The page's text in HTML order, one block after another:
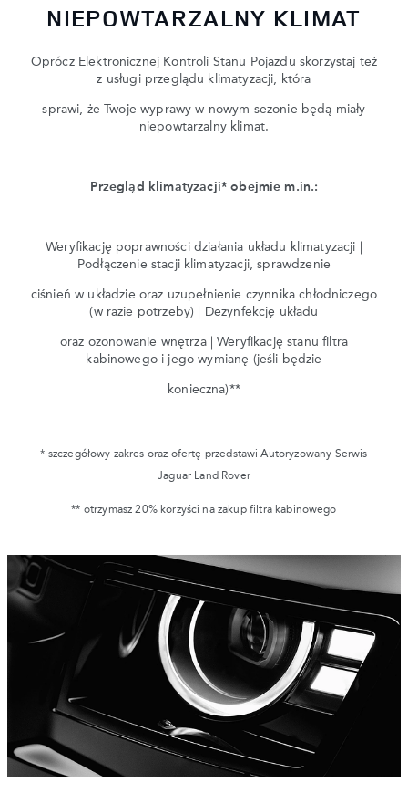
NIEPOWTARZALNY KLIMAT
Oprócz Elektronicznej Kontroli Stanu Pojazdu skorzystaj też
z usługi przeglądu klimatyzacji, która
sprawi, że Twoje wyprawy w nowym sezonie będą miały
niepowtarzalny klimat.
Przegląd klimatyzacji* obejmie m.in.:
Weryfikację poprawności działania układu klimatyzacji |
Podłączenie stacji klimatyzacji, sprawdzenie
ciśnień w układzie oraz uzupełnienie czynnika chłodniczego
(w razie potrzeby) | Dezynfekcję układu
oraz ozonowanie wnętrza | Weryfikację stanu filtra
kabinowego i jego wymianę (jeśli będzie
konieczna)**
* szczegółowy zakres oraz ofertę przedstawi Autoryzowany Serwis
Jaguar Land Rover
** otrzymasz 20% korzyści na zakup filtra kabinowego